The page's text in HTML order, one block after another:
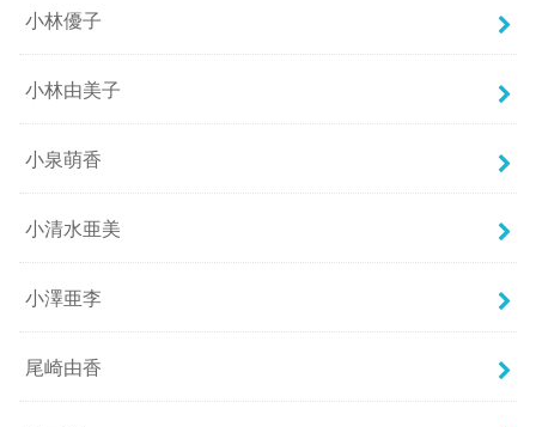
小林優子
小林由美子
小泉萌香
小清水亜美
小澤亜李
尾崎由香